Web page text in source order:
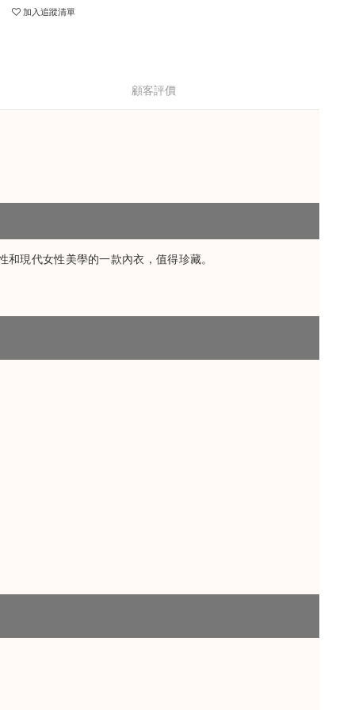
加入追蹤清單
顧客評價
現代女性美學的一款內衣，值得珍藏。